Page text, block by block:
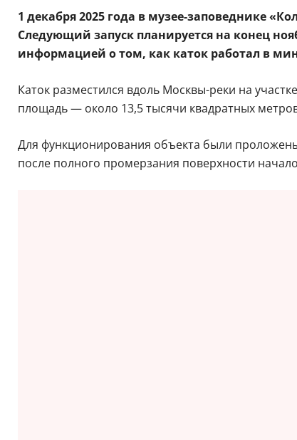
1 декабря 2025 года в музее-заповеднике
Следующий запуск планируется на конец
информацией о том, как каток работал в
Каток разместился вдоль Москвы-реки на
площадь — около 13,5 тысячи квадратных
Для функционирования объекта были
после полного промерзания поверхности